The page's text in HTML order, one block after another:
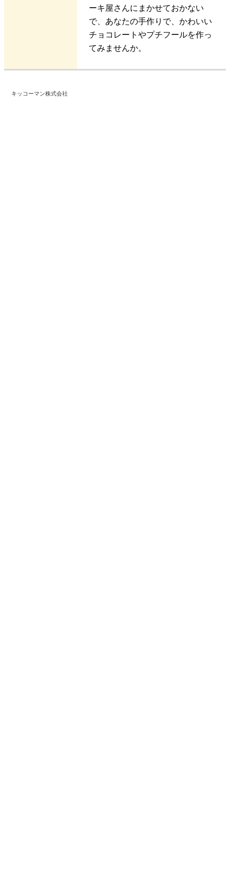
ーキ屋さんにまかせておかない
で、あなたの手作りで、かわいい
チョコレートやプチフールを作っ
てみませんか。
キッコーマン株式会社